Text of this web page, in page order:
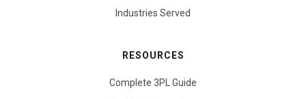
Industries Served
RESOURCES
Complete 3PL Guide